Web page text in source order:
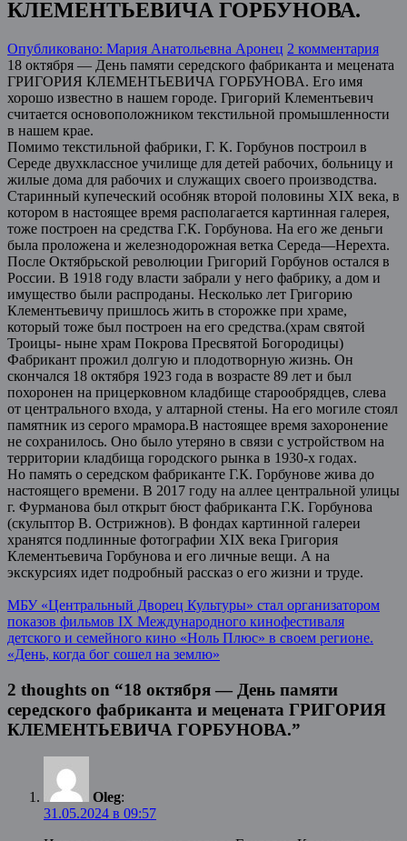
КЛЕМЕНТЬЕВИЧА ГОРБУНОВА.
Опубликовано: Мария Анатольевна Аронец 2 комментария
18 октября — День памяти середского фабриканта и мецената
ГРИГОРИЯ КЛЕМЕНТЬЕВИЧА ГОРБУНОВА. Его имя
хорошо известно в нашем городе. Григорий Клементьевич
считается основоположником текстильной промышленности
в нашем крае.
Помимо текстильной фабрики, Г. К. Горбунов построил в
Середе двухклассное училище для детей рабочих, больницу и
жилые дома для рабочих и служащих своего производства.
Старинный купеческий особняк второй половины XIX века, в
котором в настоящее время располагается картинная галерея,
тоже построен на средства Г.К. Горбунова. На его же деньги
была проложена и железнодорожная ветка Середа—Нерехта.
После Октябрьской революции Григорий Горбунов остался в
России. В 1918 году власти забрали у него фабрику, а дом и
имущество были распроданы. Несколько лет Григорию
Клементьевичу пришлось жить в сторожке при храме,
который тоже был построен на его средства.(храм святой
Троицы- ныне храм Покрова Пресвятой Богородицы)
Фабрикант прожил долгую и плодотворную жизнь. Он
скончался 18 октября 1923 года в возрасте 89 лет и был
похоронен на прицерковном кладбище старообрядцев, слева
от центрального входа, у алтарной стены. На его могиле стоял
памятник из серого мрамора.В настоящее время захоронение
не сохранилось. Оно было утеряно в связи с устройством на
территории кладбища городского рынка в 1930-х годах.
Но память о середском фабриканте Г.К. Горбунове жива до
настоящего времени. В 2017 году на аллее центральной улицы
г. Фурманова был открыт бюст фабриканта Г.К. Горбунова
(скульптор В. Острижнов). В фондах картинной галереи
хранятся подлинные фотографии XIX века Григория
Клементьевича Горбунова и его личные вещи. А на
экскурсиях идет подробный рассказ о его жизни и труде.
Post
navigation
МБУ «Центральный Дворец Культуры» стал организатором
показов фильмов IX Международного кинофестиваля
детского и семейного кино «Ноль Плюс» в своем регионе.
«День, когда бог сошел на землю»
2 thoughts on “18 октября — День памяти
середского фабриканта и мецената ГРИГОРИЯ
КЛЕМЕНТЬЕВИЧА ГОРБУНОВА.”
Oleg:
31.05.2024 в 09:57